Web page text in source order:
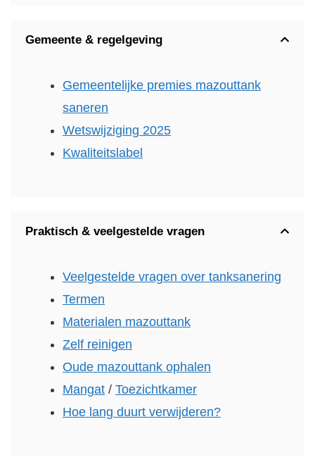
Gemeente & regelgeving
Gemeentelijke premies mazouttank
saneren
Wetswijziging 2025
Kwaliteitslabel
Praktisch & veelgestelde vragen
Veelgestelde vragen over tanksanering
Termen
Materialen mazouttank
Zelf reinigen
Oude mazouttank ophalen
Mangat / Toezichtkamer
Hoe lang duurt verwijderen?